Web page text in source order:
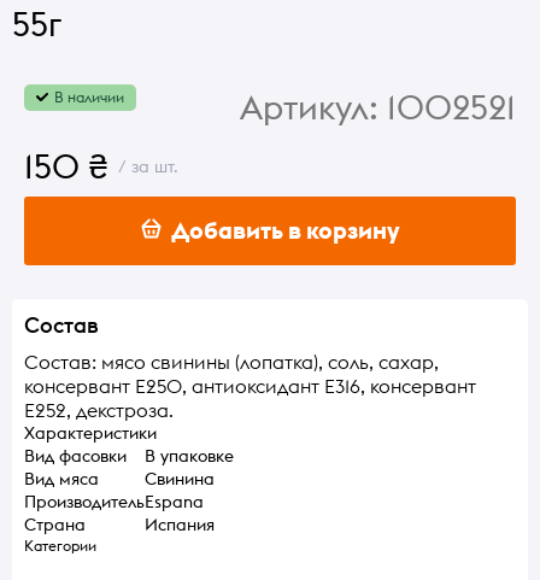
55г
В наличии Артикул: 1002521
150 ₴ / за шт.
Добавить в корзину
Состав
Состав: мясо свинины (лопатка), соль, сахар,
консервант Е250, антиоксидант Е316, консервант
Е252, декстроза.
Характеристики
Вид фасовки
В упаковке
Вид мяса
Свинина
ПроизводительEspana
Страна
Испания
Категории